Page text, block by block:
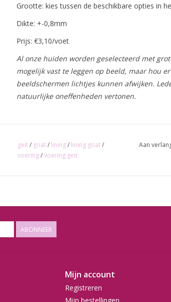
Grootte: kies tussen de beschikbare opties in
Dikte: +-0,8mm
Prijs: €3,10/voet
Al onze huiden worden geselecteerd met
mogelijk vast te leggen op beeld, maar hou
beeldschermen lichtjes kunnen afwijken.
natuurlijke oneffenheden vertonen.
geit/ goat/ lining/ lining goat/
voering/voering geit
Aan
ABONNEER
Mijn account
Registreren
Mijn bestellingen